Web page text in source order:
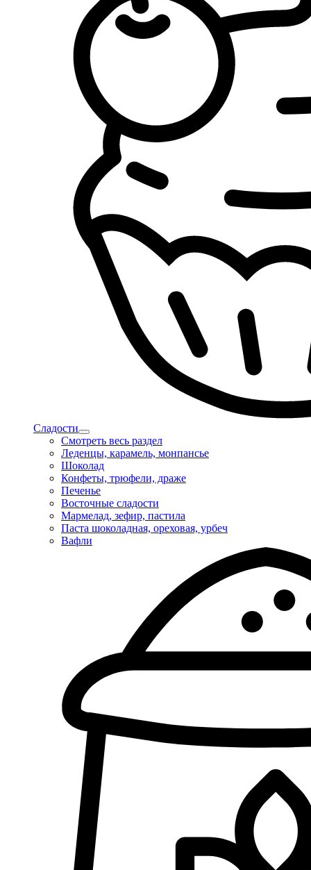
Сладости
Смотреть весь раздел
Леденцы, карамель, монпансье
Шоколад
Конфеты, трюфели, драже
Печенье
Восточные сладости
Мармелад, зефир, пастила
Паста шоколадная, ореховая, урбеч
Вафли